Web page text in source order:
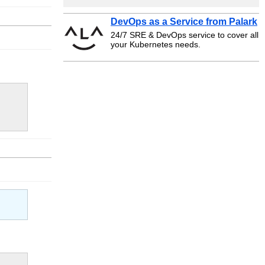
DevOps as a Service from Palark
24/7 SRE & DevOps service to cover all
your Kubernetes needs.